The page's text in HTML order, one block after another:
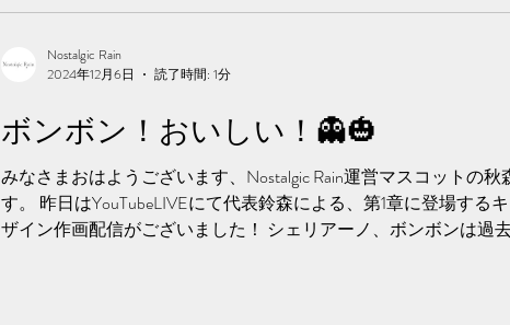
ボンボン！おいしい！👻🎃
みなさまおはようございます、Nostalgic Rain運営マスコットの秋
す。 昨日はYouTubeLIVEにて代表鈴森による、第1章に登場するキ
ザイン作画配信がございました！ シェリアーノ、ボンボンは過去
Nostalgic Rain
2024年12月6日
読了時間: 1分